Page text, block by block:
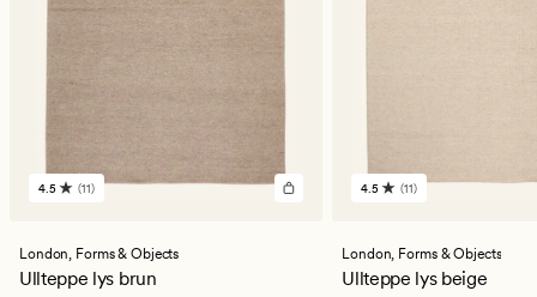
11
en
gjennomsnittlig
vurdering
4.5 (11)
London, Forms & Objects
Ullteppe lys brun
11
en
gjennomsnittlig
vurdering
4.5 (11)
London, Forms & Objects
Ullteppe lys beige